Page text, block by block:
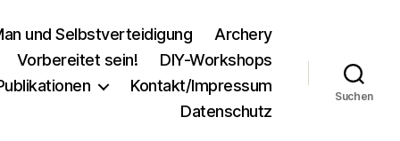
und Selbstverteidigung
Archery
Vorbereitet sein!
DIY-Workshops
Kontakt/Impressum
Datenschutz
Suchen